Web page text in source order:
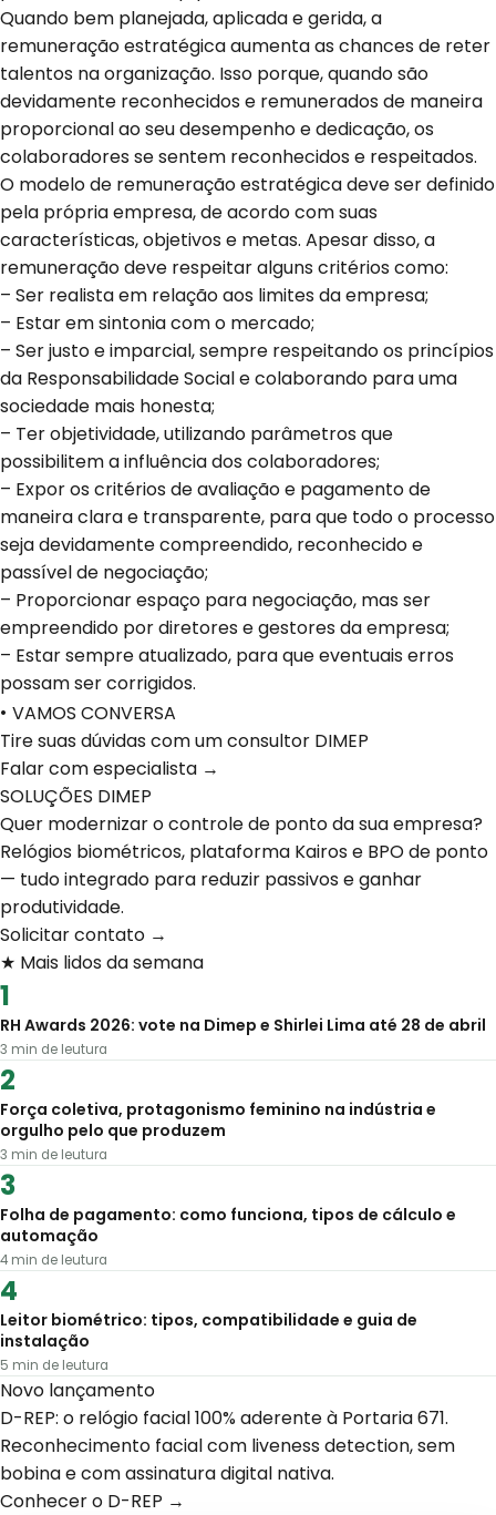
Quando bem planejada, aplicada e gerida, a
remuneração estratégica aumenta as chances de reter
talentos na organização. Isso porque, quando são
devidamente reconhecidos e remunerados de maneira
proporcional ao seu desempenho e dedicação, os
colaboradores se sentem reconhecidos e respeitados.
O modelo de remuneração estratégica deve ser definido
pela própria empresa, de acordo com suas
características, objetivos e metas. Apesar disso, a
remuneração deve respeitar alguns critérios como:
– Ser realista em relação aos limites da empresa;
– Estar em sintonia com o mercado;
– Ser justo e imparcial, sempre respeitando os princípios
da Responsabilidade Social e colaborando para uma
sociedade mais honesta;
– Ter objetividade, utilizando parâmetros que
possibilitem a influência dos colaboradores;
– Expor os critérios de avaliação e pagamento de
maneira clara e transparente, para que todo o processo
seja devidamente compreendido, reconhecido e
passível de negociação;
– Proporcionar espaço para negociação, mas ser
empreendido por diretores e gestores da empresa;
– Estar sempre atualizado, para que eventuais erros
possam ser corrigidos.
• VAMOS CONVERSA
Tire suas dúvidas com um consultor DIMEP
Falar com especialista →
SOLUÇÕES DIMEP
Quer modernizar o controle de ponto da sua empresa?
Relógios biométricos, plataforma Kairos e BPO de ponto
— tudo integrado para reduzir passivos e ganhar
produtividade.
Solicitar contato →
★ Mais lidos da semana
RH Awards 2026: vote na Dimep e Shirlei Lima até 28 de abril
3 min de leutura
Força coletiva, protagonismo feminino na indústria e
orgulho pelo que produzem
3 min de leutura
Folha de pagamento: como funciona, tipos de cálculo e
automação
4 min de leutura
Leitor biométrico: tipos, compatibilidade e guia de
instalação
5 min de leutura
Novo lançamento
D-REP: o relógio facial 100% aderente à Portaria 671.
Reconhecimento facial com liveness detection, sem
bobina e com assinatura digital nativa.
Conhecer o D-REP →